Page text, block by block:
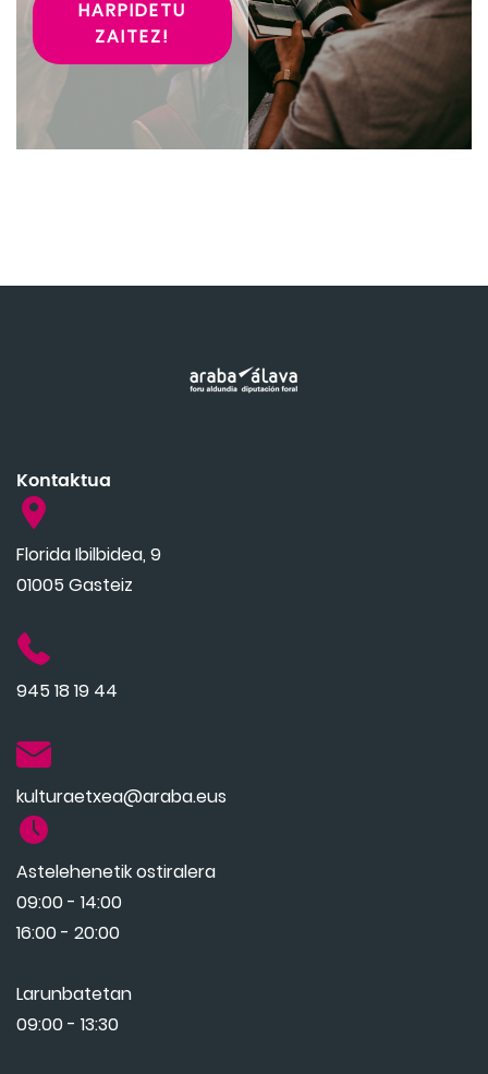
HARPIDETU
ZAITEZ!
Kontaktua
Florida Ibilbidea, 9
01005 Gasteiz
945 18 19 44
kulturaetxea@araba.eus
Astelehenetik ostiralera
09:00 - 14:00
16:00 - 20:00
Larunbatetan
09:00 - 13:30